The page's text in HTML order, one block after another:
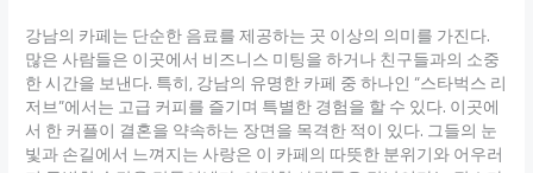
강남의 카페는 단순한 음료를 제공하는 곳 이상의 의미를 가진다.
많은 사람들은 이곳에서 비즈니스 미팅을 하거나 친구들과의 소중
한 시간을 보낸다. 특히, 강남의 유명한 카페 중 하나인 “스타벅스 리
저브”에서는 고급 커피를 즐기며 특별한 경험을 할 수 있다. 이곳에
서 한 커플이 결혼을 약속하는 장면을 목격한 적이 있다. 그들의 눈
빛과 손길에서 느껴지는 사랑은 이 카페의 따뜻한 분위기와 어우러